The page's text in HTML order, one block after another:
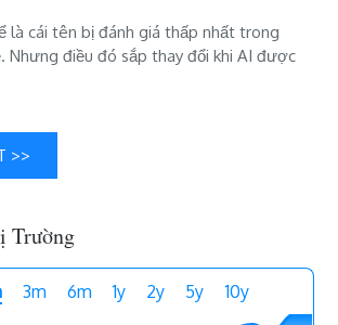
phú
là cái tên bị đánh giá thấp nhất trong
Nhưng điều đó sắp thay đổi khi AI được
>>
Trường
3m 6m 1y 2y 5y 10y